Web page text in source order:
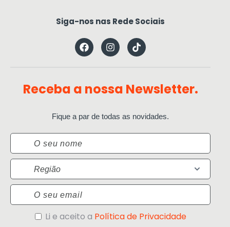
Siga-nos nas Rede Sociais
Receba a nossa Newsletter.
Fique a par de todas as novidades.
Nome
Região
Email
Política
Li e aceito a Política de Privacidade